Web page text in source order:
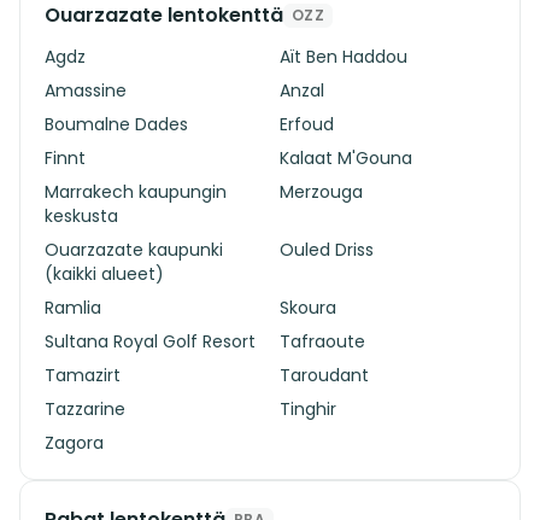
Ouarzazate lentokenttä OZZ
Agdz
Aït Ben Haddou
Amassine
Anzal
Boumalne Dades
Erfoud
Finnt
Kalaat M'Gouna
Marrakech kaupungin
keskusta
Merzouga
Ouarzazate kaupunki
(kaikki alueet)
Ouled Driss
Ramlia
Skoura
Sultana Royal Golf Resort
Tafraoute
Tamazirt
Taroudant
Tazzarine
Tinghir
Zagora